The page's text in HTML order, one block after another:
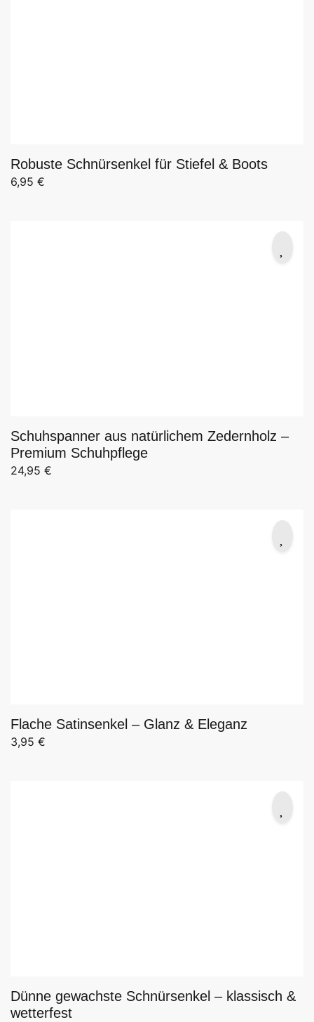
Robuste Schnürsenkel für Stiefel & Boots
6,95 €
Schuhspanner aus natürlichem Zedernholz –
Premium Schuhpflege
24,95 €
Flache Satinsenkel – Glanz & Eleganz
3,95 €
Dünne gewachste Schnürsenkel – klassisch &
wetterfest